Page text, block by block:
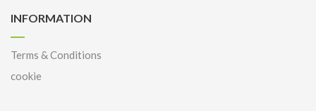
INFORMATION
Terms & Conditions
cookie